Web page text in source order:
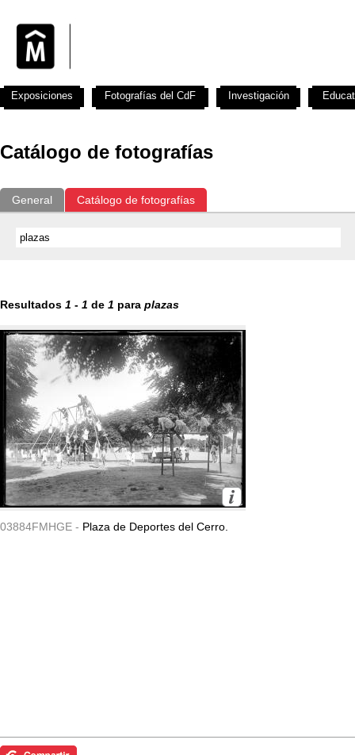
Catálogo de fotografías
General Catálogo de fotografías
Resultados 1 - 1 de 1 para plazas
03884FMHGE - Plaza de Deportes del Cerro.
Exposiciones Fotografías del CdF Investigación